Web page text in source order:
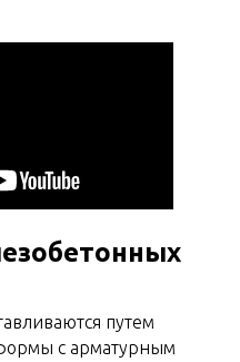
путем
с арматурным